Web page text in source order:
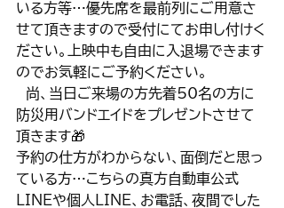
いる方等…優先席を最前列にご用意さ
せて頂きますので受付にてお申し付けく
ださい。上映中も自由に入退場できます
のでお気軽にご予約ください。
尚、当日ご来場の方先着50名の方に
防災用バンドエイドをプレゼントさせて
頂きます🎁
予約の仕方がわからない、面倒だと思っ
ている方…こちらの真方自動車公式
LINEや個人LINE、お電話、夜間でした